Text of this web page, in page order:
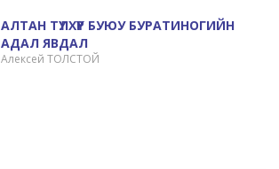
АЛТАН ТҮЛХҮҮР БУЮУ БУРАТИНОГИЙН
АДАЛ ЯВДАЛ
Алексей ТОЛСТОЙ